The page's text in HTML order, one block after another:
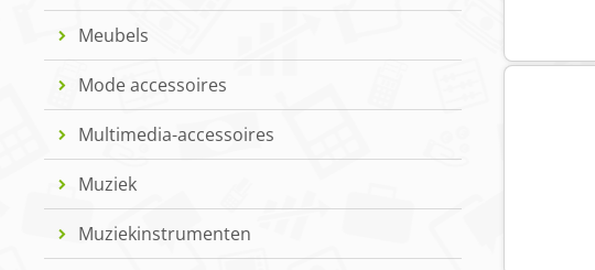
Meubels
Mode accessoires
Multimedia-accessoires
Muziek
Muziekinstrumenten